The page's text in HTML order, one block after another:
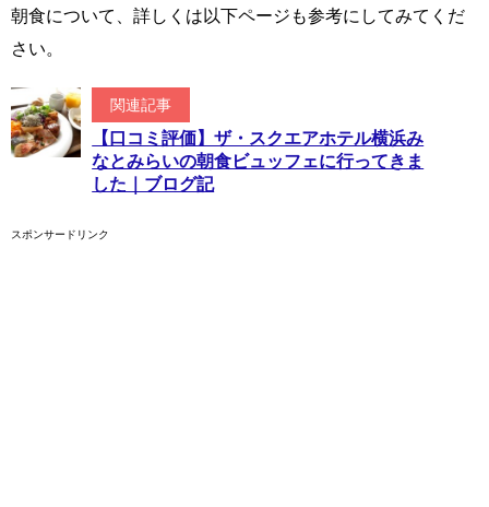
朝食について、詳しくは以下ページも参考にしてみてくだ
さい。
関連記事
【口コミ評価】ザ・スクエアホテル横浜み
なとみらいの朝食ビュッフェに行ってきま
した｜ブログ記
スポンサードリンク